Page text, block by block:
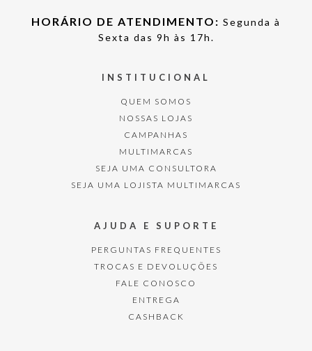
HORÁRIO DE ATENDIMENTO: Segunda à
Sexta das 9h às 17h.
INSTITUCIONAL
QUEM SOMOS
NOSSAS LOJAS
CAMPANHAS
MULTIMARCAS
SEJA UMA CONSULTORA
SEJA UMA LOJISTA MULTIMARCAS
AJUDA E SUPORTE
PERGUNTAS FREQUENTES
TROCAS E DEVOLUÇÕES
FALE CONOSCO
ENTREGA
CASHBACK